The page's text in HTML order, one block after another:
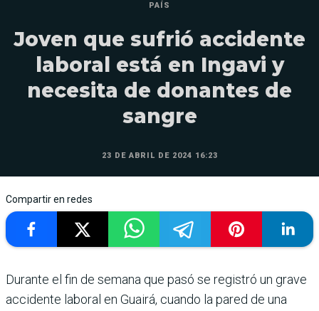
PAÍS
Joven que sufrió accidente
laboral está en Ingavi y
necesita de donantes de
sangre
23 DE ABRIL DE 2024 16:23
Compartir en redes
Durante el fin de semana que pasó se registró un grave
accidente laboral en Guairá, cuando la pared de una